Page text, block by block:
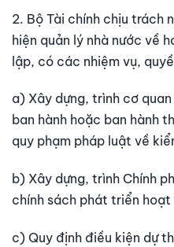
2. Bộ Tài chính chịu trách
hiện quản lý nhà nước về
lập, có các nhiệm vụ,
a) Xây dựng, trình cơ
ban hành hoặc ban hành
quy phạm pháp luật về
b) Xây dựng, trình Chính
chính sách phát triển
c) Quy định điều kiện dự